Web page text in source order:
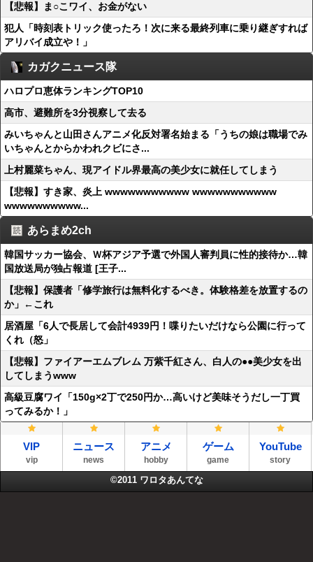
【悲報】ま○こワイ、お金がない
犯人「時刻表トリック使ったろ！次に来る最終列車に乗り継ぎすれば
アリバイ成立や！」
カガクニュース隊
ハロプロ恵体ランキングTOP10
高市、避難所を3分視察して去る
みいちゃんと山田さんアニメ化反対署名始まる「うちの娘は職場でみ
いちゃんとからかわれクビにさ...
上村麗菜ちゃん、現アイドル界最高の美少女に就任してしまう
【悲報】すき家、炎上 wwwwwwwwwww wwwwwwwwwww
wwwwwwwwww...
あらまめ2ch
韓国サッカー協会、Ｗ杯アジア予選で外国人審判員に性的接待か…韓
国放送局が独占報道 [王子...
【悲報】保護者「修学旅行は無料化するべき。体験格差を放置するの
か」←これ
居酒屋「6人で長居して会計4939円！喋りたいだけなら公園に行って
くれ（怒」
【悲報】ファイアーエムブレム 万紫千紅さん、白人の●●美少女を出
してしまうwww
高級豆腐ワイ「150g×2丁で250円か…高いけど美味そうだし一丁買
ってみるか！」
VIP
vip
ニュース
news
アニメ
hobby
ゲーム
game
YouTube
story
©2011 ワロタあんてな